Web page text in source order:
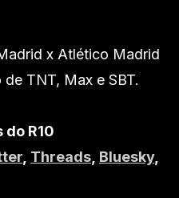
x Atlético Madrid
TNT, Max e SBT.
do R10
Threads Bluesky,